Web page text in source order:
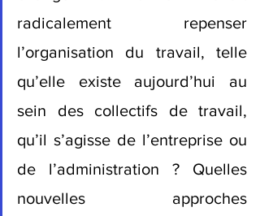
radicalement repenser
l’organisation du travail, telle
qu’elle existe aujourd’hui au
sein des collectifs de travail,
qu’il s’agisse de l’entreprise ou
de l’administration ? Quelles
nouvelles approches